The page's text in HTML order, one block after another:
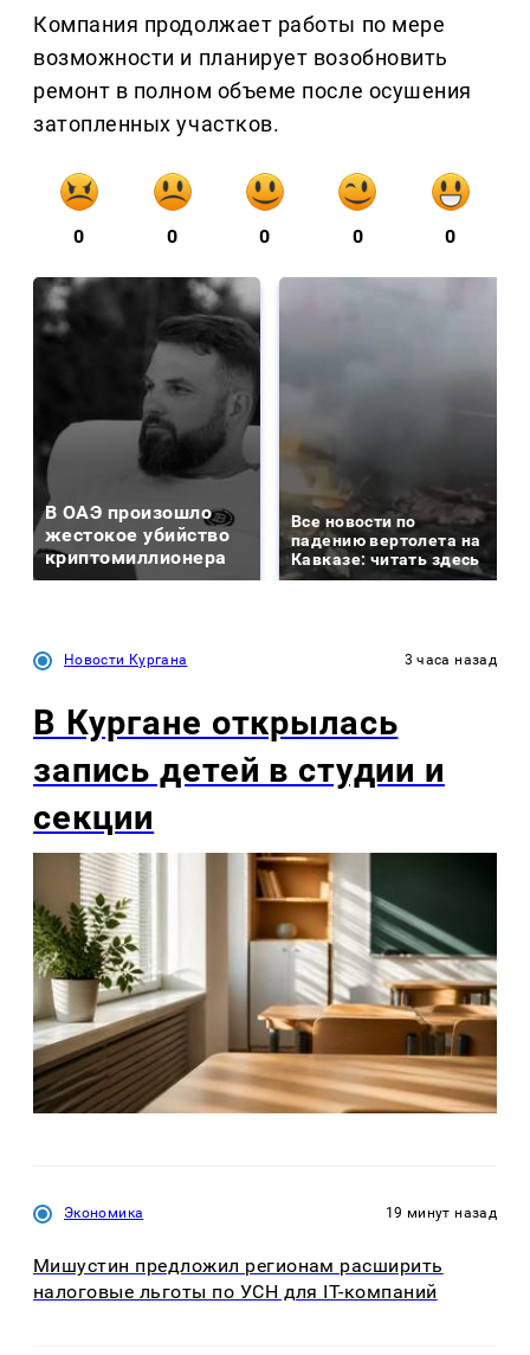
Компания продолжает работы по мере
возможности и планирует возобновить
ремонт в полном объеме после осушения
затопленных участков.
0 0 0 0 0
В ОАЭ произошло
жестокое убийство
криптомиллионера
Все новости по
падению вертолета на
Кавказе: читать здесь
Новости Кургана 3 часа назад
В Кургане открылась
запись детей в студии и
секции
Экономика 19 минут назад
Мишустин предложил регионам расширить
налоговые льготы по УСН для IT-компаний